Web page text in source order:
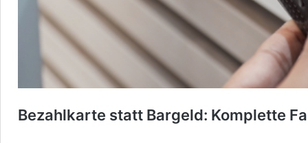
Bezahlkarte statt Bargeld: Komplette